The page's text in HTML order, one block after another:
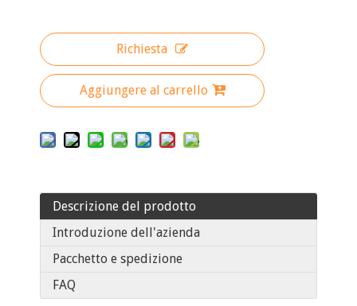
Richiesta
Aggiungere al carrello
Descrizione del prodotto
Introduzione dell'azienda
Pacchetto e spedizione
FAQ